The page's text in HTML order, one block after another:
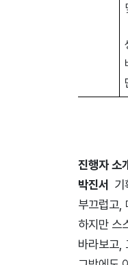
진행자 소
박진서
기
부끄럽고,
하지만 스
바라보고,